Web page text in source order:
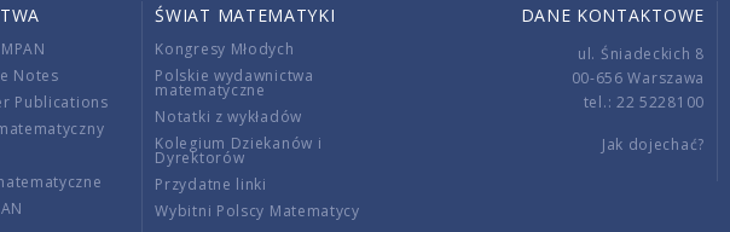
Notes
Publications
ŚWIAT MATEMATYKI
Kongresy Młodych
Polskie wydawnictwa
matematyczne
Notatki z wykładów
Kolegium Dziekanów i
Dyrektorów
Przydatne linki
Wybitni Polscy Matematycy
DANE KONTAKTOWE
ul. Śniadeckich 8
00-656 Warszawa
tel.: 22 5228100
Jak dojechać?